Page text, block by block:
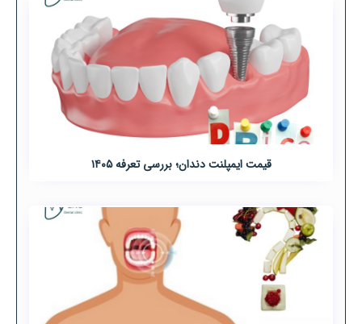
قیمت ایمپلنت دندان؛ بررسی تعرفه ۱۴۰۵